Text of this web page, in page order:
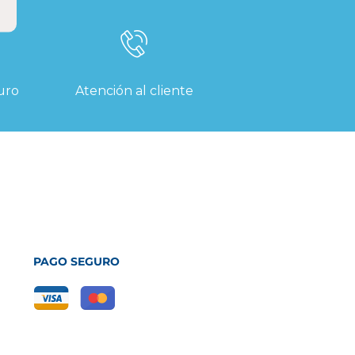
Atención al cliente
PAGO SEGURO